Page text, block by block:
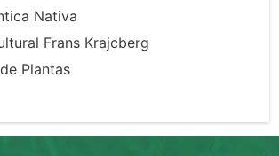
Nativa
Frans Krajcberg
Plantas